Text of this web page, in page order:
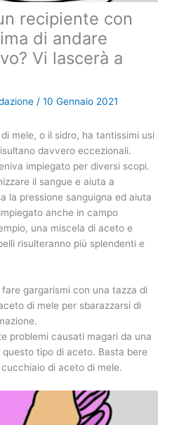
recipiente con
di andare
Vi lascerà a
/ 10 Gennaio 2021
mele, o il sidro, ha tantissimi usi
davvero eccezionali.
impiegato per diversi scopi.
il sangue e aiuta a
la pressione sanguigna ed aiuta
anche in campo
una miscela di aceto e
risulteranno più splendenti e
gargarismi con una tazza di
di mele per sbarazzarsi di
problemi causati magari da una
tipo di aceto. Basta bere
di aceto di mele.